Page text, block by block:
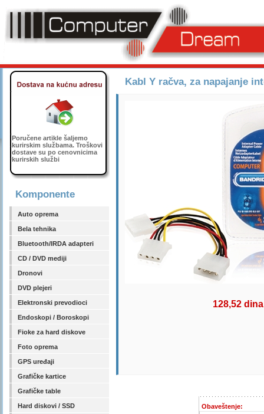
Poručene artikle šaljemo
kurirskim službama. Troškovi
dostave su po cenovnicima
kurirskih službi
Komponente
Auto oprema
Bela tehnika
Bluetooth/IRDA adapteri
CD / DVD mediji
Dronovi
DVD plejeri
Elektronski prevodioci
Endoskopi / Boroskopi
Fioke za hard diskove
Foto oprema
GPS uređaji
Grafičke kartice
Grafičke table
Hard diskovi / SSD
Kabl Y račva, za napajanje
128,52
Obaveštenje: